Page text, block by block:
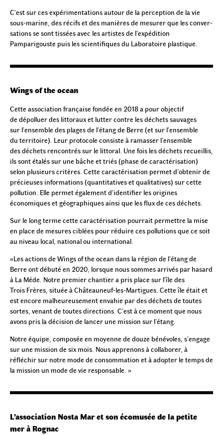
C’est sur ces expérimentations autour de la perception de la vie
sous-marine, des récifs et des manières de mesurer que les conver-
sations se sont tissées avec les artistes de l’expédition
Pamparigouste puis les scientifiques du Laboratoire plastique.
Wings of the ocean
Cette association française fondée en 2018 a pour objectif
de dépolluer des littoraux et lutter contre les déchets sauvages
sur l’ensemble des plages de l’étang de Berre (et sur l’ensemble
du territoire). Leur protocole consiste à ramasser l’ensemble
des déchets rencontrés sur le littoral. Une fois les déchets recueillis,
ils sont étalés sur une bâche et triés (phase de caractérisation)
selon plusieurs critères. Cette caractérisation permet d’obtenir de
précieuses informations (quantitatives et qualitatives) sur cette
pollution. Elle permet également d’identifier les origines
économiques et géographiques ainsi que les flux de ces déchets.
Sur le long terme cette caractérisation pourrait permettre la mise
en place de mesures ciblées pour réduire ces pollutions que ce soit
au niveau local, national ou international.
«Les actions de Wings of the ocean dans la région de l’étang de
Berre ont débuté en 2020, lorsque nous sommes arrivés par hasard
à La Méde. Notre premier chantier a pris place sur l’île des
Trois Frères, située à Châteauneuf-les-Martigues. Cette île était et
est encore malheureusement envahie par des déchets de toutes
sortes, venant de toutes directions. C’est à ce moment que nous
avons pris la décision de lancer une mission sur l’étang.
Notre équipe, composée en moyenne de douze bénévoles, s’engage
sur une mission de six mois. Nous apprenons à collaborer, à
réfléchir sur notre mode de consommation et à adopter le temps de
la mission un mode de vie responsable. »
L’association Nosta Mar et son écomusée de la petite
mer à Rognac